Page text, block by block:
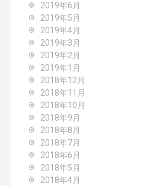
2019年6月
2019年5月
2019年4月
2019年3月
2019年2月
2019年1月
2018年12月
2018年11月
2018年10月
2018年9月
2018年8月
2018年7月
2018年6月
2018年5月
2018年4月